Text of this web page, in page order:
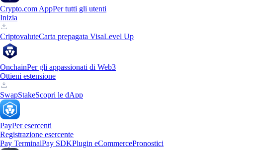
Crypto.com AppPer tutti gli utenti
Inizia
CriptovaluteCarta prepagata VisaLevel Up
OnchainPer gli appassionati di Web3
Ottieni estensione
SwapStakeScopri le dApp
PayPer esercenti
Registrazione esercente
Pay TerminalPay SDKPlugin eCommercePronostici